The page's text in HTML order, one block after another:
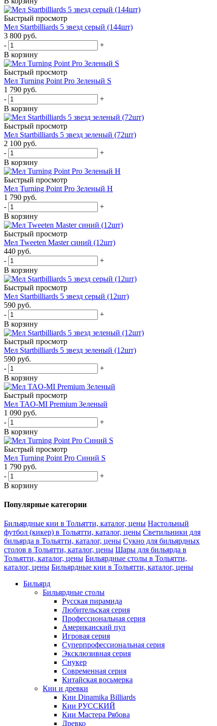
Быстрый просмотр
Мел Startbilliards 5 звезд серый (144шт)
3 800 руб.
-
+
В корзину
Быстрый просмотр
Мел Turning Point Pro Зеленый S
1 790 руб.
-
+
В корзину
Быстрый просмотр
Мел Startbilliards 5 звезд зеленый (72шт)
2 100 руб.
-
+
В корзину
Быстрый просмотр
Мел Turning Point Pro Зеленый H
1 790 руб.
-
+
В корзину
Быстрый просмотр
Мел Tweeten Master синий (12шт)
440 руб.
-
+
В корзину
Быстрый просмотр
Мел Startbilliards 5 звезд серый (12шт)
590 руб.
-
+
В корзину
Быстрый просмотр
Мел Startbilliards 5 звезд зеленый (12шт)
590 руб.
-
+
В корзину
Быстрый просмотр
Мел TAO-MI Premium Зеленый
1 090 руб.
-
+
В корзину
Быстрый просмотр
Мел Turning Point Pro Синий S
1 790 руб.
-
+
В корзину
Популярные категории
Бильярдные кии в Тольятти, каталог, цены Настольный
футбол (кикер) в Тольятти, каталог, цены Светильники для
бильярда в Тольятти, каталог, цены Сукно для бильярдных
столов в Тольятти, каталог, цены Шары для бильярда в
Тольятти, каталог, цены Бильярдные столы в Тольятти,
каталог, цены Бильярдные кии в Тольятти, каталог, цены
Бильярд
Бильярдные столы
Русская пирамида
Любительская серия
Профессиональная серия
Американский пул
Игровая серия
Суперпрофессиональная серия
Эксклюзивная серия
Снукер
Современная серия
Китайская восьмерка
Кии и древки
Кии Dinamika Billiards
Кии РУССКИЙ
Кии Мастера Рябова
Древко